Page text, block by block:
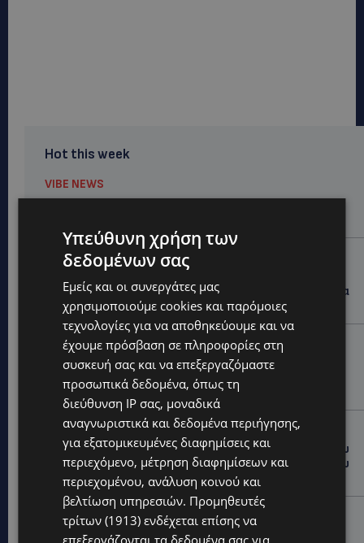
Hot this week
VIBE NEWS
VIBE NEWS
ταξίδι ευεξίας, γεμάτο γεύση, ενέργεια και χαμόγελα
σε όλη την Κύπρο
ΚΑΤΟΙΚΙΔΙΑ
ΠΑΓΚΟΣΜΙΑ ΗΜΕΡΑ ΓΑΤΑΣ: Χιλιάδες στην Κύπρο,
καθεμία μοναδική – Το χαδιάρικο τετράποδο με τη
ματιά που λιώνει καρδιές
UPDATES
ΤΑΣΟΣ ΧΑΤΖΗΓΙΟΒΑΝΗΣ: Η συγκλονιστική ιστορία του
12χρονου Δημήτρη και η δωρεά των 12.500 ευρώ που
του έδωσε ελπίδα
STORIES
ΕΞΩΤΙΚΑ ΖΩΑ ΣΤΗΝ ΚΥΠΡΟ: Πότε επιτρέπεται και
Υπεύθυνη χρήση των
δεδομένων σας
Εμείς και οι συνεργάτες μας
χρησιμοποιούμε cookies και παρόμοιες
τεχνολογίες για να αποθηκεύουμε και να
έχουμε πρόσβαση σε πληροφορίες στη
συσκευή σας και να επεξεργαζόμαστε
προσωπικά δεδομένα, όπως τη
διεύθυνση IP σας, μοναδικά
αναγνωριστικά και δεδομένα περιήγησης,
για εξατομικευμένες διαφημίσεις και
περιεχόμενο, μέτρηση διαφημίσεων και
περιεχομένου, ανάλυση κοινού και
βελτίωση υπηρεσιών. Προμηθευτές
τρίτων (1913) ενδέχεται επίσης να
επεξεργάζονται τα δεδομένα σας για